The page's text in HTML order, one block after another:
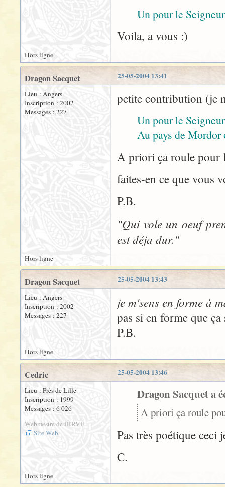
Un pour le
Voila, a vous :)
Hors ligne
25-05-2004 13:41
Dragon Sacquet
Lieu : Angers
Inscription : 2002
Messages : 227
petite contribution (je
Un pour le
Au pays de Mordor
A priori ça roule pour
faites-en ce que vous
P.B.
"Qui vole un oeuf
est déja dur."
Hors ligne
25-05-2004 13:43
Dragon Sacquet
Lieu : Angers
Inscription : 2002
Messages : 227
je m'sens en forme à
pas si en forme que
P.B.
Hors ligne
25-05-2004 13:46
Cedric
Lieu : Près de Lille
Inscription : 1999
Messages : 6 026
Webmestre de JRRVF
Site Web
Dragon Sacquet a
A priori ça roule
Pas très poétique ceci
C.
Hors ligne